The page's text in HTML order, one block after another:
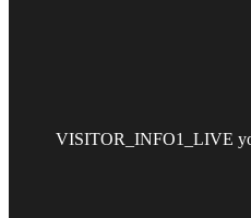
VISITOR_INFO1_LIVE